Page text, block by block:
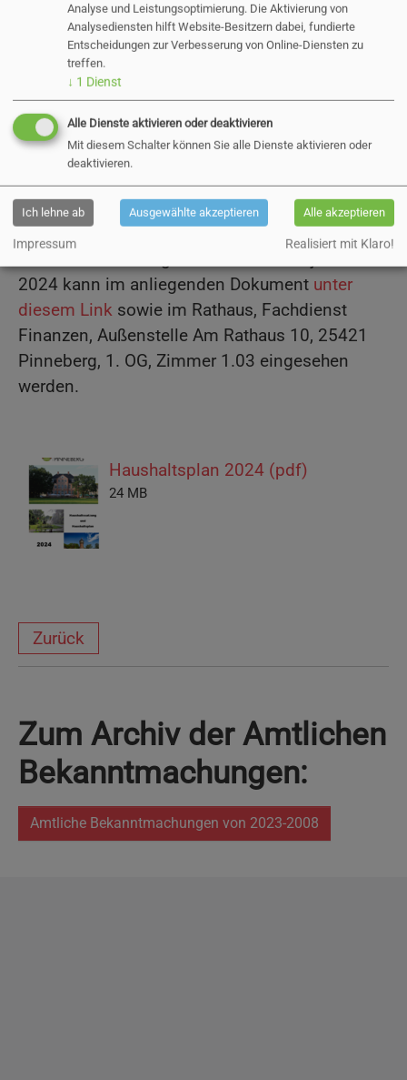
Haushaltssatzung der
Stadt Pinneberg für das
Haushaltsjahr 2024
16.05.2024
Die Bekanntmachung der Haushaltssatzung
2024 kann im anliegenden Dokument unter
diesem Link sowie im Rathaus, Fachdienst
Finanzen, Außenstelle Am Rathaus 10, 25421
Pinneberg, 1. OG, Zimmer 1.03 eingesehen
werden.
Haushaltsplan 2024 (pdf)
24 MB
Zurück
Zum Archiv der Amtlichen
Bekanntmachungen:
Amtliche Bekanntmachungen von 2023-2008
Analyse und Leistungsoptimierung. Die Aktivierung von
Analysediensten hilft Website-Besitzern dabei, fundierte
Entscheidungen zur Verbesserung von Online-Diensten zu
treffen.
↓ 1 Dienst
Alle Dienste aktivieren oder deaktivieren
Mit diesem Schalter können Sie alle Dienste aktivieren oder
deaktivieren.
Ich lehne ab Ausgewählte akzeptieren Alle akzeptieren
Impressum Realisiert mit Klaro!